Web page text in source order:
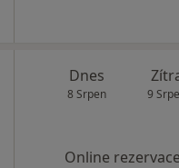
Dnes
8 Srpen 9
Online